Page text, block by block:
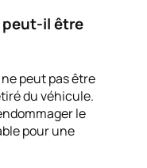
peut-il être
peut pas être
du véhicule.
le
pour une